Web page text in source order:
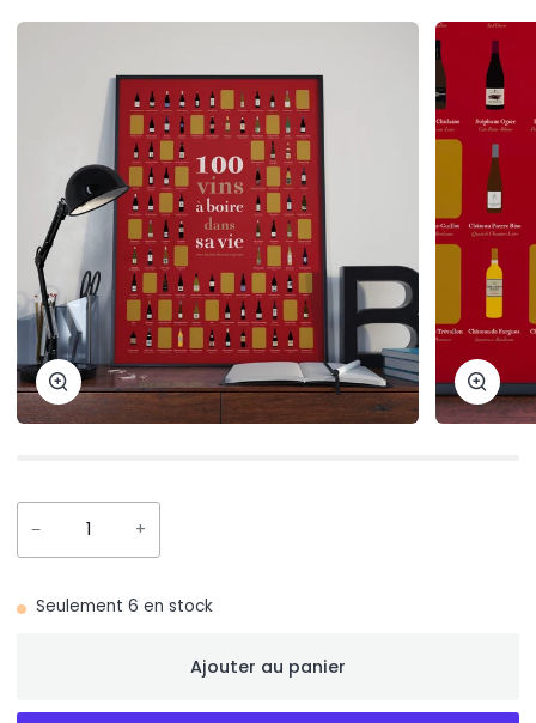
Zoom Zoom
− +
Seulement6 en stock
Ajouter au panier